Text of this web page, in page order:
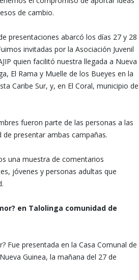
de cambio.
presentaciones abarcó los días 27 y 28
invitadas por la Asociación Juvenil
quien facilitó nuestra llegada a Nueva
El Rama y Muelle de los Bueyes en la
Caribe Sur, y, en El Coral, municipio de
fueron parte de las personas a las
presentar ambas campañas.
una muestra de comentarios
jóvenes y personas adultas que
en Talolinga comunidad de
Fue presentada en la Casa Comunal de
Guinea, la mañana del 27 de